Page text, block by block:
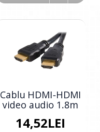
Cablu HDMI-HDMI
video audio 1.8m
14,52LEI